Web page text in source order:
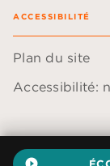
ACCESSIBILITÉ
Plan du site
Accessibilité: